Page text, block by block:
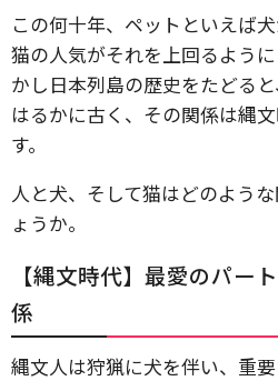
この何十年、ペットといえば
猫の人気がそれを上回るよう
かし日本列島の歴史をたどる
はるかに古く、その関係は縄
す。
人と犬、そして猫はどのよう
ょうか。
【縄文時代】最愛のパー
係
縄文人は狩猟に犬を伴い、重